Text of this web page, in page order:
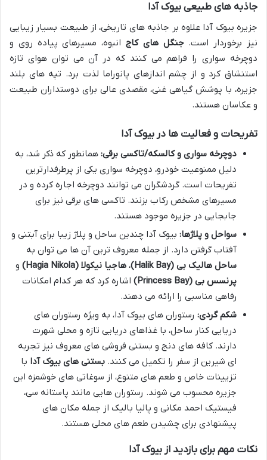
جاذبه های طبیعی بیوک آدا
جزیره بیوک آدا علاوه بر جاذبه های تاریخی، از طبیعت بسیار زیبایی
نیز برخوردار است.جنگل های کاج انبوه، مسیرهای پیاده روی و
دوچرخه سواری را فراهم می کنند که در آن می توان هوای تازه
استنشاق کرد و از چشم اندازهای پانوراما لذت برد. تپه های بلند
جزیره، با پوشش گیاهی غنی، مقصدی عالی برای دوستداران طبیعت
و عکاسان هستند.
تفریحات و فعالیت ها در بیوک آدا
دوچرخه سواری و کالسکه/تاکسی برقی: همانطور که ذکر شد، به
دلیل ممنوعیت خودرو، دوچرخه سواری یکی از پرطرفدارترین
تفریحات است. گردشگران می توانند دوچرخه اجاره کرده و در
مسیرهای مشخص رکاب بزنند. تاکسی های برقی نیز برای
جابجایی در جزیره موجود هستند.
سواحل و پلاژها: بیوک آدا چندین ساحل و پلاژ زیبا برای آبتنی و
آفتاب گرفتن دارد. از جمله معروف ترین آن ها می توان به
ساحل هالیک بی (Halik Bay)
، هاجیا نیکولا (Hagia Nikola)
و
پرنسس بی (Princess Bay)
اشاره کرد که هر کدام امکانات
رفاهی مناسبی را ارائه می دهند.
شکم گردی: رستوران های بیوک آدا، به ویژه رستوران های
دریایی کنار ساحل، با غذاهای دریایی تازه و محلی شهرت
دارند. کافه های دنج و بستنی فروشی های معروف نیز تجربه
ای شیرین از سفر را تکمیل می کنند. بستنی های بیوک آدا با
تزیینات خاص و طعم های متنوع، از سوغاتی های خوشمزه این
جزیره محسوب می شوند. رستوران هایی مانند پاستانه سی،
فیستیک احمد مکانی و پالیا بالیک از جمله مکان های
پیشنهادی برای چشیدن طعم های محلی هستند.
نکات مهم برای بازدید از بیوک آدا